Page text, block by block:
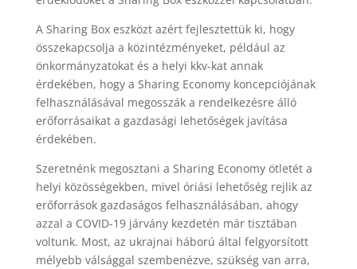
A Sharing Box eszközt azért fejlesztettük ki, hogy
összekapcsolja a közintézményeket, például az
önkormányzatokat és a helyi kkv-kat annak
érdekében, hogy a Sharing Economy koncepciójának
felhasználásával megosszák a rendelkezésre álló
erőforrásaikat a gazdasági lehetőségek javítása
érdekében.
Szeretnénk megosztani a Sharing Economy ötletét a
helyi közösségekben, mivel óriási lehetőség rejlik az
erőforrások gazdaságos felhasználásában, ahogy
azzal a COVID-19 járvány kezdetén már tisztában
voltunk. Most, az ukrajnai háború által felgyorsított
mélyebb válsággal szembenézve, szükség van arra,